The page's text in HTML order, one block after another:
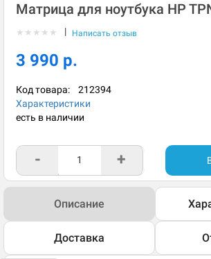
Матрица для ноутбука HP
★ ★ ★ ★ ★ | Написать отзыв
3 990 р.
Код товара: 212394
Характеристики
есть в наличии
- +
Описание
Доставка